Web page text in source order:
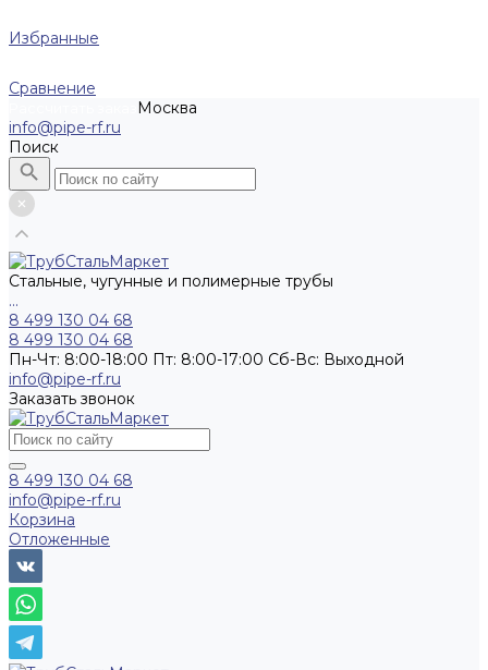
Избранные
Сравнение
Москва
info@pipe-rf.ru
Поиск
Стальные, чугунные и полимерные трубы
...
8 499 130 04 68
8 499 130 04 68
Пн-Чт: 8:00-18:00 Пт: 8:00-17:00 Сб-Вс: Выходной
info@pipe-rf.ru
Заказать звонок
8 499 130 04 68
info@pipe-rf.ru
Корзина
Отложенные